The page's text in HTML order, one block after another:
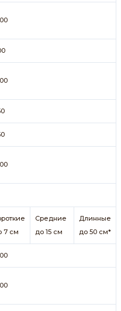
7 см
Средние
до 15 см
Длинные
до 50 см*